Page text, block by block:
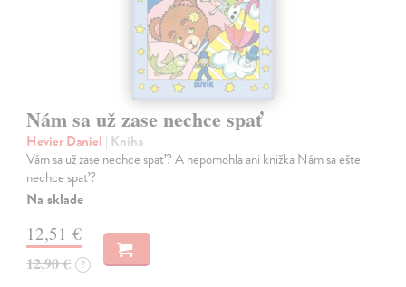
Nám sa už zase nechce spať
Hevier Daniel | Kniha
Vám sa už zase nechce spať? A nepomohla ani knižka Nám sa ešte
nechce spať?
Na sklade
12,51 €
12,90 € ?